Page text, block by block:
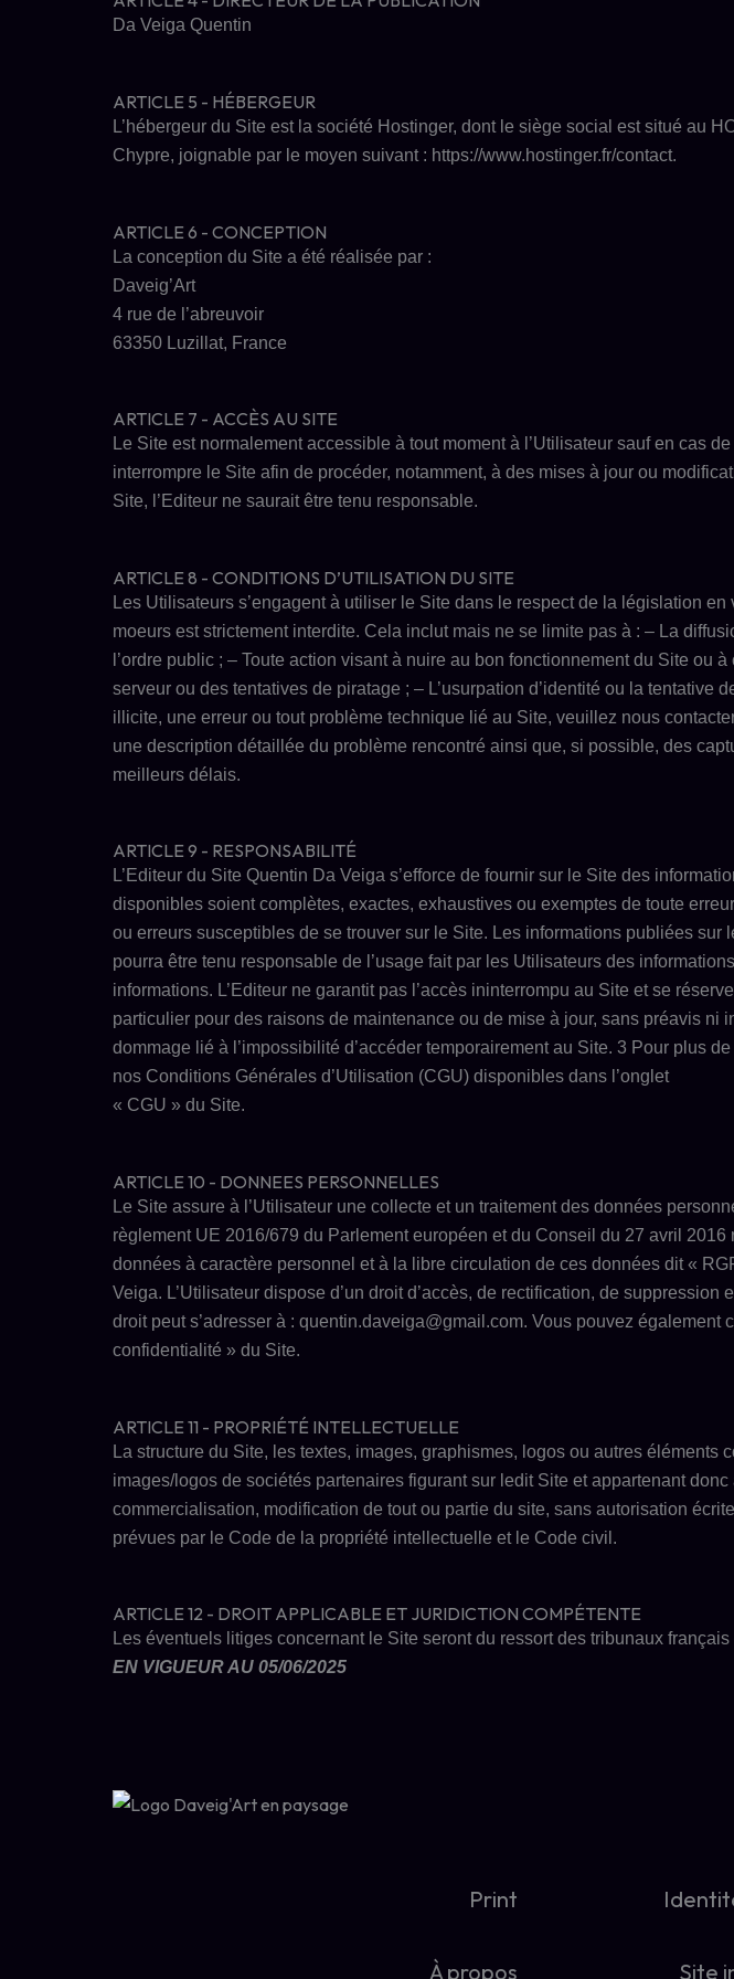
Da Veiga Quentin
ARTICLE 5 - HÉBERGEUR
L’hébergeur du Site est la société Hostinger, dont le siège social est situé au
Chypre, joignable par le moyen suivant : https://www.hostinger.fr/contact.
ARTICLE 6 - CONCEPTION
La conception du Site a été réalisée par :
Daveig’Art
4 rue de l’abreuvoir
63350 Luzillat, France
ARTICLE 7 - ACCÈS AU SITE
Le Site est normalement accessible à tout moment à l’Utilisateur sauf en cas
interrompre le Site afin de procéder, notamment, à des mises à jour ou
Site, l’Editeur ne saurait être tenu responsable.
ARTICLE 8 - CONDITIONS D’UTILISATION DU SITE
Les Utilisateurs s’engagent à utiliser le Site dans le respect de la législation en
moeurs est strictement interdite. Cela inclut mais ne se limite pas à : – La
l’ordre public ; – Toute action visant à nuire au bon fonctionnement du Site ou
serveur ou des tentatives de piratage ; – L’usurpation d’identité ou la tentative
illicite, une erreur ou tout problème technique lié au Site, veuillez nous
une description détaillée du problème rencontré ainsi que, si possible, des
meilleurs délais.
ARTICLE 9 - RESPONSABILITÉ
L’Editeur du Site Quentin Da Veiga s’efforce de fournir sur le Site des
disponibles soient complètes, exactes, exhaustives ou exemptes de toute
ou erreurs susceptibles de se trouver sur le Site. Les informations publiées
pourra être tenu responsable de l’usage fait par les Utilisateurs des
informations. L’Editeur ne garantit pas l’accès ininterrompu au Site et se
particulier pour des raisons de maintenance ou de mise à jour, sans préavis
dommage lié à l’impossibilité d’accéder temporairement au Site. 3 Pour plus
nos Conditions Générales d’Utilisation (CGU) disponibles dans l’onglet
« CGU » du Site.
ARTICLE 10 - DONNEES PERSONNELLES
Le Site assure à l’Utilisateur une collecte et un traitement des données
règlement UE 2016/679 du Parlement européen et du Conseil du 27 avril
données à caractère personnel et à la libre circulation de ces données dit «
Veiga. L’Utilisateur dispose d’un droit d’accès, de rectification, de
droit peut s’adresser à : quentin.daveiga@gmail.com. Vous pouvez également
confidentialité » du Site.
ARTICLE 11 - PROPRIÉTÉ INTELLECTUELLE
La structure du Site, les textes, images, graphismes, logos ou autres
images/logos de sociétés partenaires figurant sur ledit Site et appartenant
commercialisation, modification de tout ou partie du site, sans autorisation
prévues par le Code de la propriété intellectuelle et le Code civil.
ARTICLE 12 - DROIT APPLICABLE ET JURIDICTION COMPÉTENTE
Les éventuels litiges concernant le Site seront du ressort des tribunaux français
EN VIGUEUR AU 05/06/2025
Print
À propos Site